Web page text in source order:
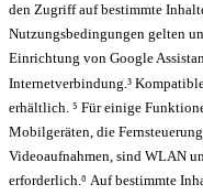
den Zugriff auf bestimmte
Nutzungsbedingungen gelten
Einrichtung von Google
Internetverbindung.³
erhältlich. ⁵ Für einige
Mobilgeräten, die
Videoaufnahmen, sind WLAN
erforderlich.⁶ Auf bestimmte